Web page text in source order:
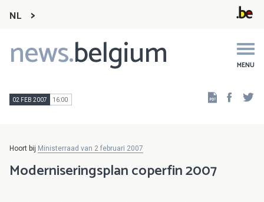
NL
news.belgium MENU
Main
navigation
02 FEB 2007 16:00
Hoort bij Ministerraad van 2 februari 2007
Moderniseringsplan coperfin 2007